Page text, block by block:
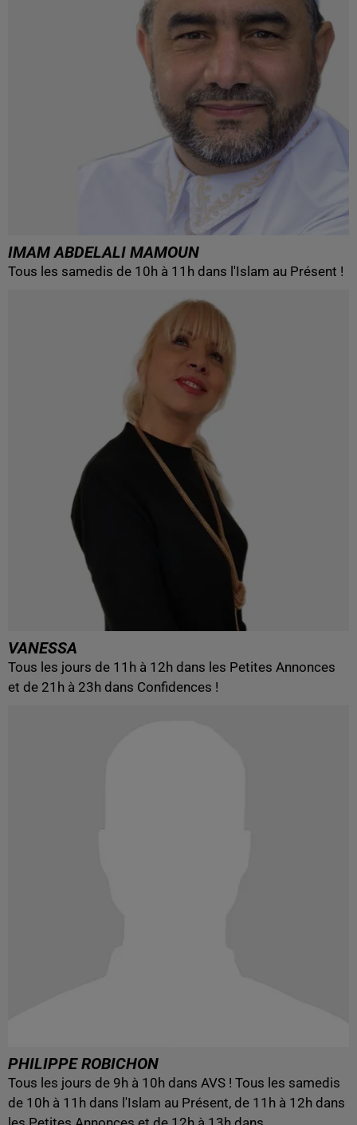
IMAM ABDELALI MAMOUN
Tous les samedis de 10h à 11h dans l'Islam au Présent !
VANESSA
Tous les jours de 11h à 12h dans les Petites Annonces
et de 21h à 23h dans Confidences !
PHILIPPE ROBICHON
Tous les jours de 9h à 10h dans AVS ! Tous les samedis
de 10h à 11h dans l'Islam au Présent, de 11h à 12h dans